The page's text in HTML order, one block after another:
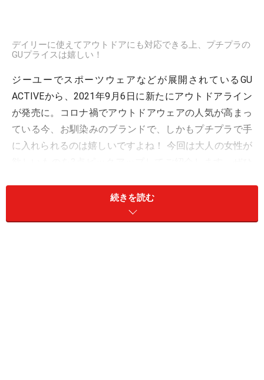
デイリーに使えてアウトドアにも対応できる上、プチプラの
GUプライスは嬉しい！
ジーユーでスポーツウェアなどが展開されているGU
ACTIVEから、2021年9月6日に新たにアウトドアライン
が発売に。コロナ禍でアウトドアウェアの人気が高まっ
ている今、お馴染みのブランドで、しかもプチプラで手
に入れられるのは嬉しいですよね！ 今回は大人の女性が
びオンラインストアのみでの販売です）。
続きを読む